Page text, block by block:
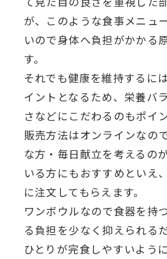
が、このような食事メニュ
いので身体へ負担がかかる
す。
それでも健康を維持するに
イントとなるため、栄養バ
さなどにこだわるのもポイ
販売方法はオンラインなの
な方・毎日献立を考えるの
いる方にもおすすめといえ
に注文してもらえます。
ワンボウルなので食器を持
る負担を少なく抑えられる
ひとりが完食しやすいよう